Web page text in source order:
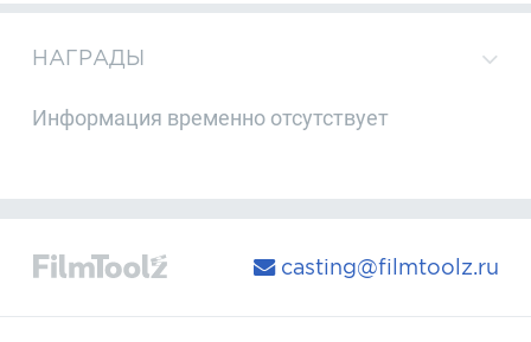
НАГРАДЫ
Информация временно отсутствует
casting@filmtoolz.ru